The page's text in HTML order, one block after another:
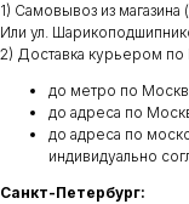
1) Самовывоз из
Или ул.
2) Доставка курьером
до метро по
до адреса по
до адреса по
индивидуально
Санкт-Петербург: